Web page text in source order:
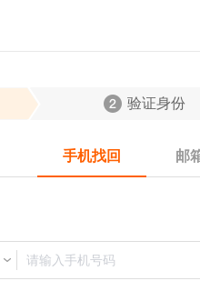
验证身份
手机找回 邮